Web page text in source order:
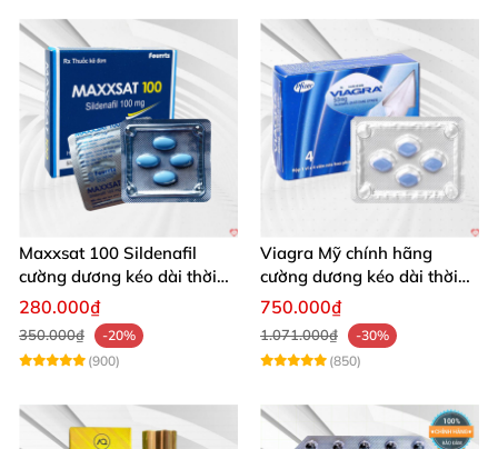
Maxxsat 100 Sildenafil
cường dương kéo dài thời
gian cho nam
280.000₫
350.000₫
-20%
(900)
Viagra Mỹ chính hãng
cường dương kéo dài thời
gian nhập khẩu
750.000₫
1.071.000₫
-30%
(850)